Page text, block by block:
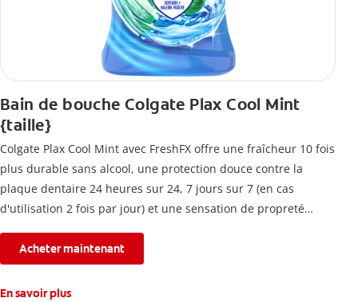
Bain de bouche Colgate Plax Cool Mint
{taille}
Colgate Plax Cool Mint avec FreshFX offre une fraîcheur 10 fois
plus durable sans alcool, une protection douce contre la
plaque dentaire 24 heures sur 24, 7 jours sur 7 (en cas
d'utilisation 2 fois par jour) et une sensation de propreté
Acheter maintenant
En savoir plus